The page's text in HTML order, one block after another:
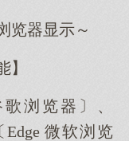
览器显示～
】
浏览器〕、
Edge 微软浏览